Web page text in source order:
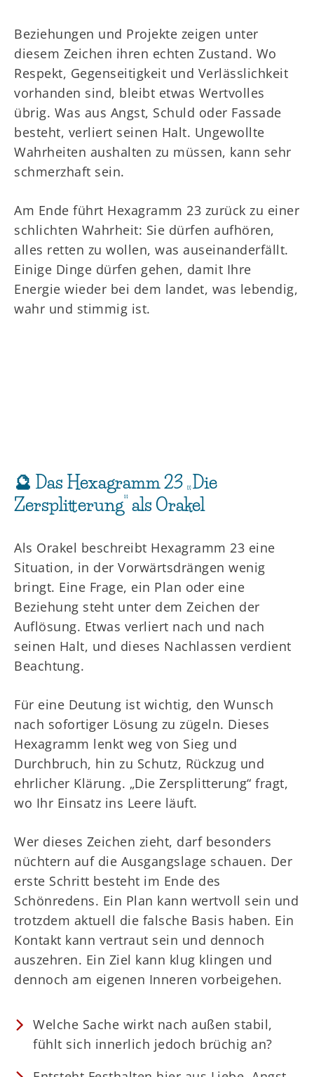
Beziehungen und Projekte zeigen unter
diesem Zeichen ihren echten Zustand. Wo
Respekt, Gegenseitigkeit und Verlässlichkeit
vorhanden sind, bleibt etwas Wertvolles
übrig. Was aus Angst, Schuld oder Fassade
besteht, verliert seinen Halt. Ungewollte
Wahrheiten aushalten zu müssen, kann sehr
schmerzhaft sein.
Am Ende führt Hexagramm 23 zurück zu einer
schlichten Wahrheit: Sie dürfen aufhören,
alles retten zu wollen, was auseinanderfällt.
Einige Dinge dürfen gehen, damit Ihre
Energie wieder bei dem landet, was lebendig,
wahr und stimmig ist.
🔮 Das Hexagramm 23 „Die
Zersplitterung“ als Orakel
Als Orakel beschreibt Hexagramm 23 eine
Situation, in der Vorwärtsdrängen wenig
bringt. Eine Frage, ein Plan oder eine
Beziehung steht unter dem Zeichen der
Auflösung. Etwas verliert nach und nach
seinen Halt, und dieses Nachlassen verdient
Beachtung.
Für eine Deutung ist wichtig, den Wunsch
nach sofortiger Lösung zu zügeln. Dieses
Hexagramm lenkt weg von Sieg und
Durchbruch, hin zu Schutz, Rückzug und
ehrlicher Klärung. „Die Zersplitterung“ fragt,
wo Ihr Einsatz ins Leere läuft.
Wer dieses Zeichen zieht, darf besonders
nüchtern auf die Ausgangslage schauen. Der
erste Schritt besteht im Ende des
Schönredens. Ein Plan kann wertvoll sein und
trotzdem aktuell die falsche Basis haben. Ein
Kontakt kann vertraut sein und dennoch
auszehren. Ein Ziel kann klug klingen und
dennoch am eigenen Inneren vorbeigehen.
Welche Sache wirkt nach außen stabil,
fühlt sich innerlich jedoch brüchig an?